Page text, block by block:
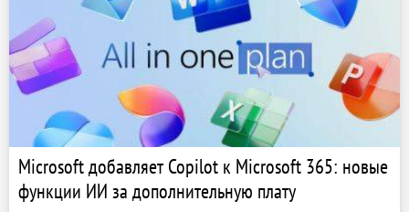
Microsoft добавляет Copilot к Microsoft 365: новые
функции ИИ за дополнительную плату